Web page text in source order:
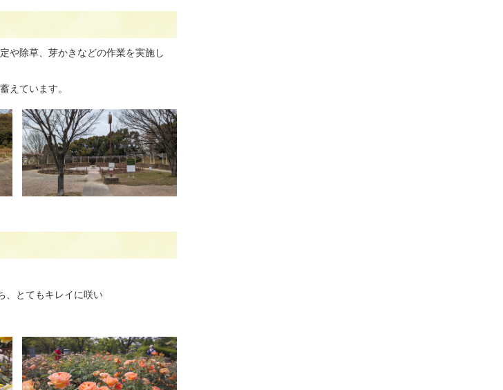
や除草、芽かきなどの作業を実施し
えています。
、とてもキレイに咲い